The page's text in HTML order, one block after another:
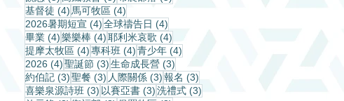
基督徒 (4) 4 篇文章
馬可牧區 (4)
2026暑期短宣 (4)4 篇文章
全球禱告日 (4)
畢業 (4)4 篇文章
樂樂棒 (4)4 篇文章
耶利米哀歌 (4)
提摩太牧區 (4)4 篇文章
專科班 (4)4 篇文章
青少年 (4)
2026 (4)4 篇文章
聖誕節 (3)3 篇文章
生命成長營 (3)
約伯記 (3)3 篇文章
聖餐 (3) 3 篇文章
人際關係 (3)3 篇文章
報名 (3)
喜樂泉源詩班 (3) 3 篇文章
以賽亞書 (3)3 篇文章
洗禮式 (3)